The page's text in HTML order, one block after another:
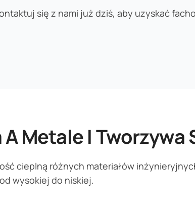
się z nami już dziś, aby uzyskać
Metale I Tworzywa
cieplną różnych materiałów
wysokiej do niskiej.